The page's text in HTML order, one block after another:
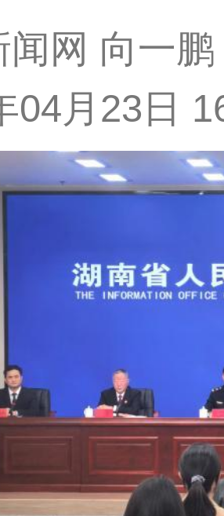
闻网 向一鹏
04月23日